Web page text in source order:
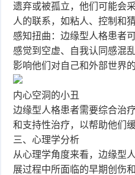
遗弃或被孤立，他们可能会
人的联系，如粘人、控制和猜
感知扭曲：边缘型人格患者
感觉到空虚、自我认同感混
影响他们对自己和外部世界的
内心空洞的小丑
边缘型人格患者需要综合治
和支持性治疗，以帮助他们
三、心理学分析
从心理学角度来看，边缘型
展过程中所面临的早期创伤